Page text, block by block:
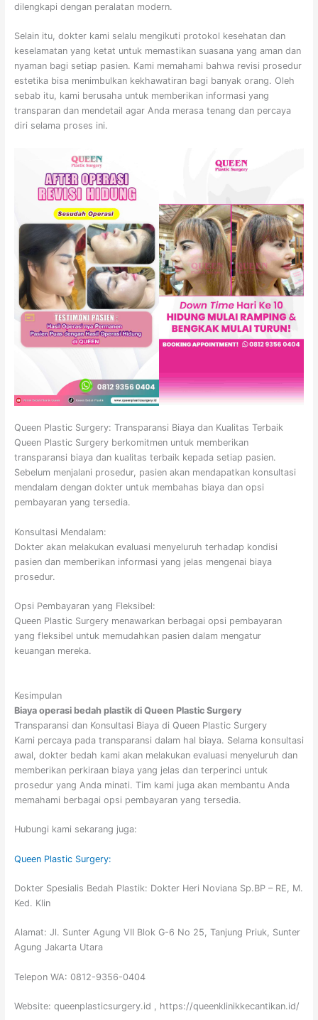
dilengkapi dengan peralatan modern.
Selain itu, dokter kami selalu mengikuti protokol kesehatan dan
keselamatan yang ketat untuk memastikan suasana yang aman dan
nyaman bagi setiap pasien. Kami memahami bahwa revisi prosedur
estetika bisa menimbulkan kekhawatiran bagi banyak orang. Oleh
sebab itu, kami berusaha untuk memberikan informasi yang
transparan dan mendetail agar Anda merasa tenang dan percaya
diri selama proses ini.
Queen Plastic Surgery: Transparansi Biaya dan Kualitas Terbaik
Queen Plastic Surgery berkomitmen untuk memberikan
transparansi biaya dan kualitas terbaik kepada setiap pasien.
Sebelum menjalani prosedur, pasien akan mendapatkan konsultasi
mendalam dengan dokter untuk membahas biaya dan opsi
pembayaran yang tersedia.
Konsultasi Mendalam:
Dokter akan melakukan evaluasi menyeluruh terhadap kondisi
pasien dan memberikan informasi yang jelas mengenai biaya
prosedur.
Opsi Pembayaran yang Fleksibel:
Queen Plastic Surgery menawarkan berbagai opsi pembayaran
yang fleksibel untuk memudahkan pasien dalam mengatur
keuangan mereka.
Kesimpulan
Biaya operasi bedah plastik di Queen Plastic Surgery
Transparansi dan Konsultasi Biaya di Queen Plastic Surgery
Kami percaya pada transparansi dalam hal biaya. Selama konsultasi
awal, dokter bedah kami akan melakukan evaluasi menyeluruh dan
memberikan perkiraan biaya yang jelas dan terperinci untuk
prosedur yang Anda minati. Tim kami juga akan membantu Anda
memahami berbagai opsi pembayaran yang tersedia.
Hubungi kami sekarang juga:
Queen Plastic Surgery:
Dokter Spesialis Bedah Plastik: Dokter Heri Noviana Sp.BP – RE, M.
Ked. Klin
Alamat: Jl. Sunter Agung VII Blok G-6 No 25, Tanjung Priuk, Sunter
Agung Jakarta Utara
Telepon WA: 0812-9356-0404
Website: queenplasticsurgery.id , https://queenklinikkecantikan.id/